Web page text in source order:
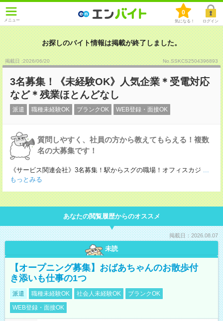
メニュー
0
気になる！ ログイン
お探しのバイト情報は掲載が終了しました。
掲載日 :2026/06/20 No.SSKCS2504396893
3名募集！《未経験OK》人気企業＊受電対応
など＊残業ほとんどなし
派遣 職種未経験OK ブランクOK WEB登録・面接OK
質問しやすく、社員の方から教えてもらえる！複数
名の大募集です！
《サービス関連会社》3名募集！駅からスグの職場！オフィスカジ ...
もっとみる
あなたの閲覧履歴からのオススメ
掲載日：2026.08.07
未読
【オープニング募集】おばあちゃんのお散歩付
き添いも仕事の1つ
派遣 職種未経験OK 社会人未経験OK
ブランクOK
WEB登録・面接OK